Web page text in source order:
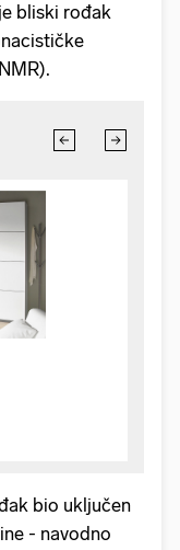
bliski rođak
bio uključen
- navodno